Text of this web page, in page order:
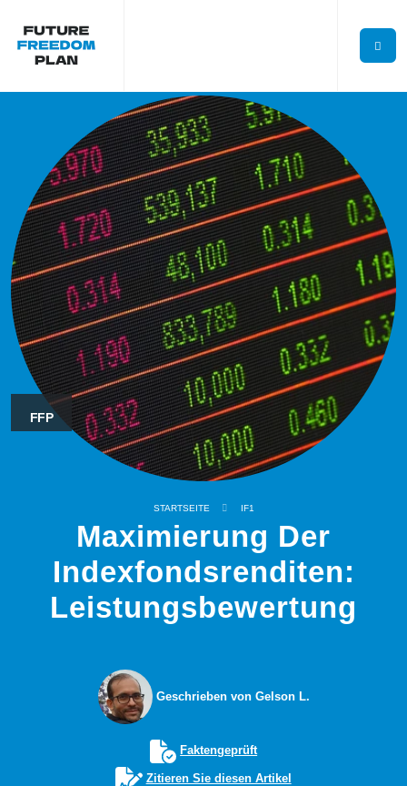
FFP
STARTSEITE IF1
Maximierung Der
Indexfondsrenditen:
Leistungsbewertung
Geschrieben von Gelson L.
Faktengeprüft
Zitieren Sie diesen Artikel